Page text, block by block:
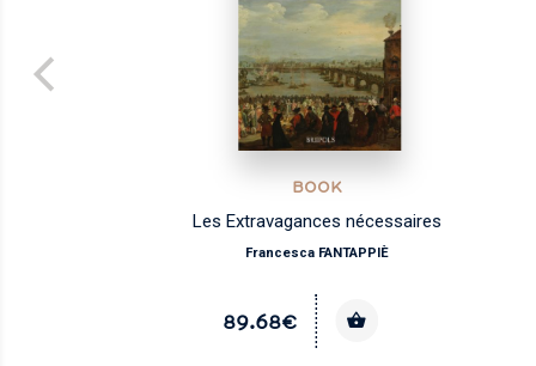
BOOK
Les Extravagances nécessaires
Francesca FANTAPPIÈ
89.68€